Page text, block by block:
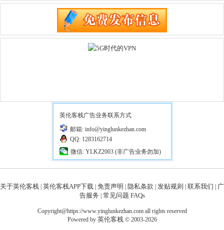
英伦客栈广告业务联系方式
邮箱: info@yinglunkezhan.com
QQ: 1283162714
微信: YLKZ2003 (非广告业务勿加)
关于英伦客栈 英伦客栈APP下载 免责声明 隐私条款 发贴规则 联系我们
广
告服务 常见问题 FAQs
Copyright@https://www.yinglunkezhan.com all rights reserved
Powered by 英伦客栈 © 2003-2026